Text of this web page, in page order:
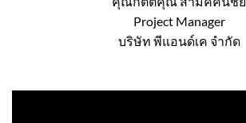
Project Manager
บริษัท พีแอนด์เค จำกัด